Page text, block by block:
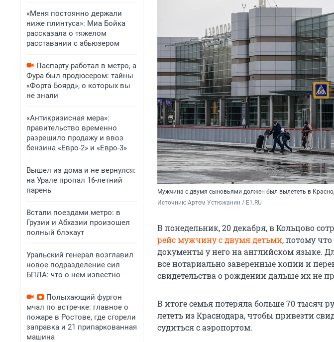
«Меня постоянно держали
ниже плинтуса»: Миа Бойка
рассказала о тяжелом
расставании с абьюзером
Паспарту работал в метро, а
Фура был продюсером: тайны
«Форта Боярд», о которых вы
не знали
«Антикризисная мера»:
правительство временно
разрешило продажу и ввоз
бензина «Евро-2» и «Евро-3»
Вышел из дома и не вернулся:
на Урале пропал 16-летний
парень
Встали поездами метро: в
Грузии и Абхазии произошел
полный блэкаут
Уральский генерал возглавил
новое подразделение сил
БПЛА: что о нем известно
Полыхающий фургон
мчал по встречке: главное о
пожаре в Ростове, где сгорели
заправка и 21 припаркованная
машина
Мужчина с двумя сыновьями должен был вылететь в
Источник: Артем Устюжанин / E1.RU
В понедельник, 20 декабря, в Кольцово
рейс мужчину с двумя детьми, потому
документы у него на английском языке.
все нотариально заверенные копии и
свидетельства о рождении дальше их не
В итоге семья потеряла больше 70 тысяч
лететь из Краснодара, чтобы привезти
судиться с аэропортом.